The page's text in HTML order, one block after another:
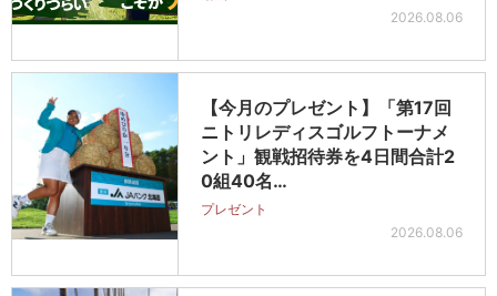
2026.08.06
【今月のプレゼント】「第17回
ニトリレディスゴルフトーナメ
ント」観戦招待券を4日間合計2
0組40名…
プレゼント
2026.08.06